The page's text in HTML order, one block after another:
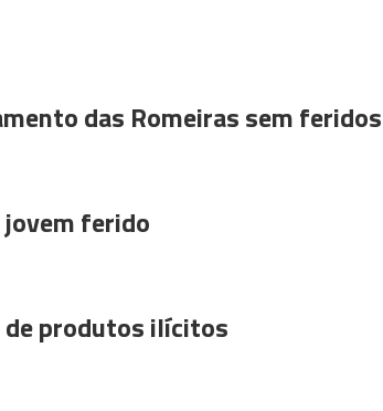
das Romeiras sem feridos
jovem ferido
de produtos ilícitos